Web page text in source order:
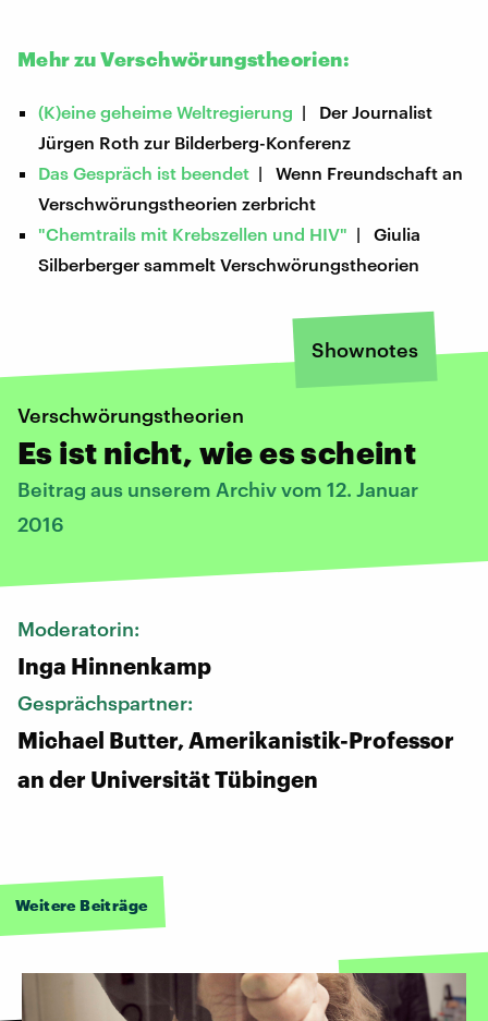
Mehr zu Verschwörungstheorien:
(K)eine geheime Weltregierung | Der Journalist
Jürgen Roth zur Bilderberg-Konferenz
Das Gespräch ist beendet | Wenn Freundschaft an
Verschwörungstheorien zerbricht
"Chemtrails mit Krebszellen und HIV" | Giulia
Silberberger sammelt Verschwörungstheorien
Shownotes
Verschwörungstheorien
Es ist nicht, wie es scheint
Beitrag aus unserem Archiv vom 12. Januar
2016
Moderatorin:
Inga Hinnenkamp
Gesprächspartner:
Michael Butter, Amerikanistik-Professor
an der Universität Tübingen
Weitere Beiträge